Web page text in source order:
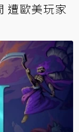
遭歐美玩家